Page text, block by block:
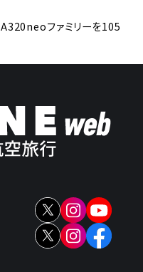
A320neoファミリーを105